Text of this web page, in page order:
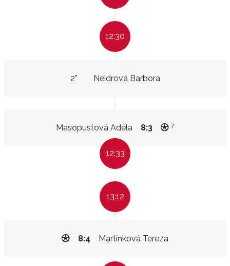
12:30
Neidrová Barbora
2"
Masopustová Adéla 8:3 7
12:33
13:12
Martínková Tereza
8:4